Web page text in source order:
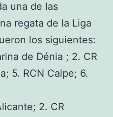
una de las
regata de la Liga
los siguientes:
de Dénia ; 2. CR
5. RCN Calpe; 6.
2. CR